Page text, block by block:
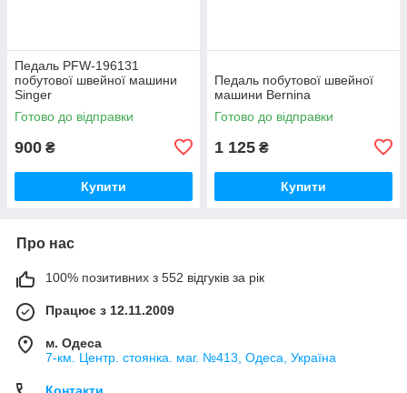
Педаль PFW-196131
побутової швейної машини
Singer
Готово до відправки
900 ₴
Купити
Педаль побутової швейної
машини Bernina
Готово до відправки
1 125 ₴
Купити
Про нас
100% позитивних з 552 відгуків за рік
Працює з 12.11.2009
м. Одеса
7-км. Центр. стоянка. маг. №413, Одеса, Україна